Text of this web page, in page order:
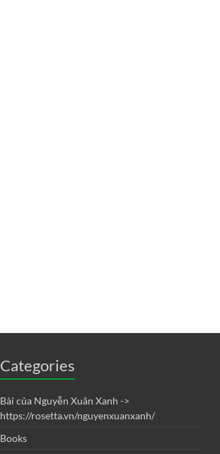
Categories
Bài của Nguyễn Xuân Xanh ->
https://rosetta.vn/nguyenxuanxanh/
Books